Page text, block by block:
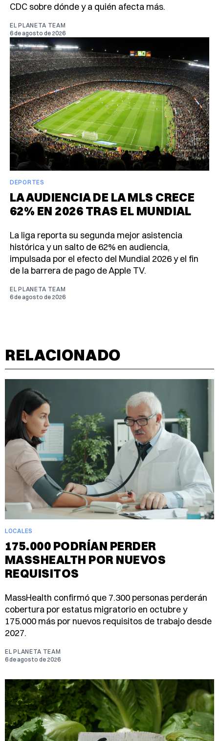
CDC sobre dónde y a quién afecta más.
EL PLANETA TEAM
6 de agosto de 2026
DEPORTES
LA AUDIENCIA DE LA MLS CRECE
62% EN 2026 TRAS EL MUNDIAL
La liga reporta su segunda mejor asistencia
histórica y un salto de 62% en audiencia,
impulsada por el efecto del Mundial 2026 y el fin
de la barrera de pago de Apple TV.
EL PLANETA TEAM
6 de agosto de 2026
RELACIONADO
LOCALES
175.000 PODRÍAN PERDER
MASSHEALTH POR NUEVOS
REQUISITOS
MassHealth confirmó que 7.300 personas perderán
cobertura por estatus migratorio en octubre y
175.000 más por nuevos requisitos de trabajo desde
2027.
EL PLANETA TEAM
6 de agosto de 2026